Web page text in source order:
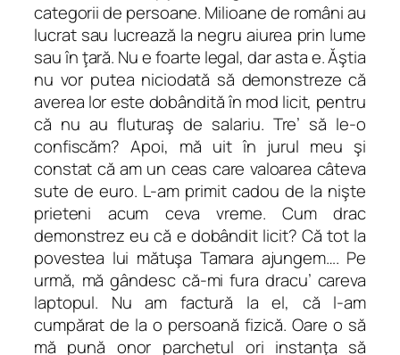
categorii de persoane. Milioane de români au
lucrat sau lucrează la negru aiurea prin lume
sau în ţară. Nu e foarte legal, dar asta e. Ăştia
nu vor putea niciodată să demonstreze că
averea lor este dobândită în mod licit, pentru
că nu au fluturaş de salariu. Tre’ să le-o
confiscăm? Apoi, mă uit în jurul meu şi
constat că am un ceas care valoarea câteva
sute de euro. L-am primit cadou de la nişte
prieteni acum ceva vreme. Cum drac
demonstrez eu că e dobândit licit? Că tot la
povestea lui mătuşa Tamara ajungem…. Pe
urmă, mă gândesc că-mi fura dracu’ careva
laptopul. Nu am factură la el, că l-am
cumpărat de la o persoană fizică. Oare o să
mă pună onor parchetul ori instanţa să